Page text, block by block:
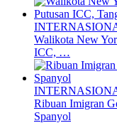
Walikota New
ICC, …
Ribuan Imigran
Spanyol